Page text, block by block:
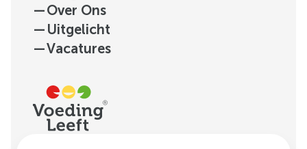
—Over Ons
— Uitgelicht
—Vacatures